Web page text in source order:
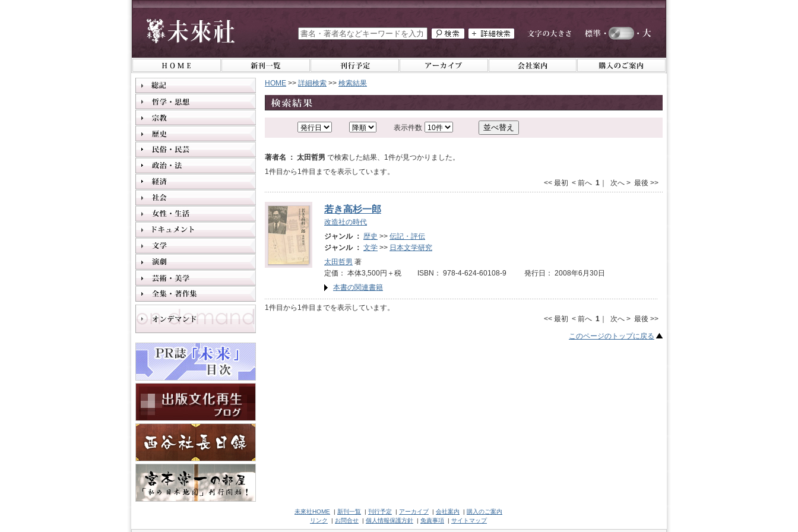
HOME >> 詳細検索 >> 検索結果
表示件数
著者名 ： 太田哲男 で検索した結果、1件が見つかりました。
1件目から1件目までを表示しています。
<< 最初 < 前へ 1 ｜ 次へ > 最後 >>
若き高杉一郎
改造社の時代
ジャンル ： 歴史 >> 伝記・評伝
ジャンル ： 文学 >> 日本文学研究
太田哲男 著
定価： 本体3,500円＋税 ISBN： 978-4-624-60108-9 発行日： 2008年6月30日
本書の関連書籍
1件目から1件目までを表示しています。
<< 最初 < 前へ 1 ｜ 次へ > 最後 >>
このページのトップに戻る
未來社HOME | 新刊一覧 | 刊行予定 | アーカイブ | 会社案内 | 購入のご案内
リンク
| お問合せ | 個人情報保護方針 | 免責事項 | サイトマップ